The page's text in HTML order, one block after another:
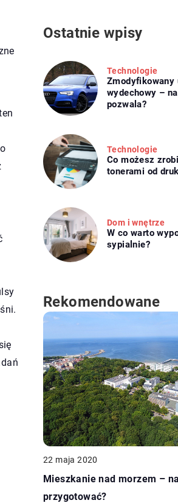
Ostatnie wpisy
Technologie
Zmodyfikowany
wydechowy –
pozwala?
Technologie
Co możesz
tonerami od
Dom i wnętrze
W co warto
sypialnie?
Rekomendowane
22 maja 2020
Mieszkanie nad morzem –
przygotować?